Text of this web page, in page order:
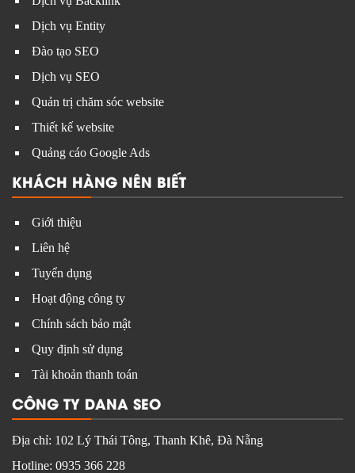
Dịch vụ Entity
Đào tạo SEO
Dịch vụ SEO
Quản trị chăm sóc website
Thiết kế website
Quảng cáo Google Ads
KHÁCH HÀNG NÊN BIẾT
Giới thiệu
Liên hệ
Tuyển dụng
Hoạt động công ty
Chính sách bảo mật
Quy định sử dụng
Tài khoản thanh toán
CÔNG TY DANA SEO
Địa chỉ: 102 Lý Thái Tông, Thanh Khê, Đà Nẵng
Hotline: 0935 366 228